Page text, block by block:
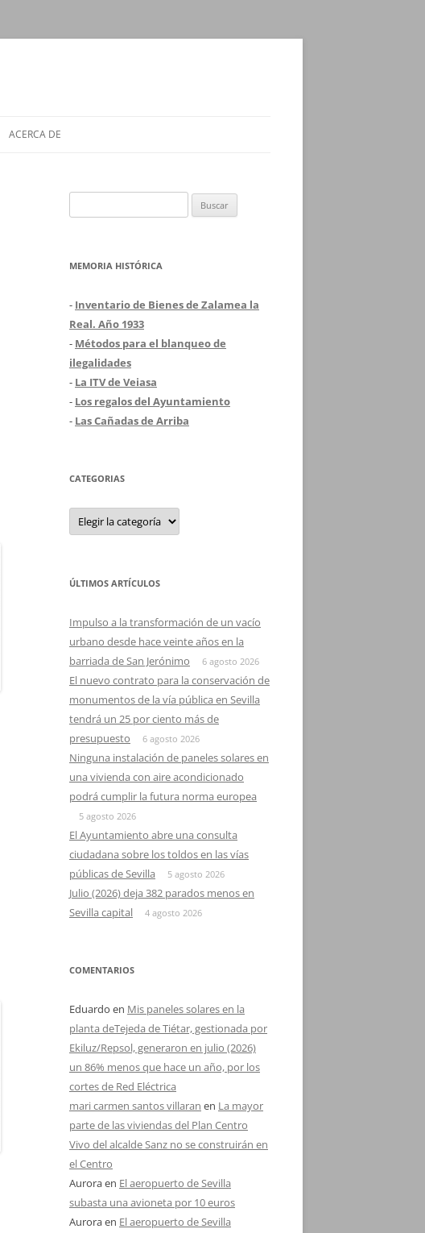
ACERCA DE
MEMORIA HISTÓRICA
- Inventario de Bienes de Zalamea la
Real. Año 1933
- Métodos para el blanqueo de
ilegalidades
- La ITV de Veiasa
- Los regalos del Ayuntamiento
- Las Cañadas de Arriba
CATEGORIAS
Categorias
ÚLTIMOS ARTÍCULOS
Impulso a la transformación de un vacío
urbano desde hace veinte años en la
barriada de San Jerónimo
6 agosto 2026
El nuevo contrato para la conservación de
monumentos de la vía pública en Sevilla
tendrá un 25 por ciento más de
presupuesto
6 agosto 2026
Ninguna instalación de paneles solares en
una vivienda con aire acondicionado
podrá cumplir la futura norma europea
5 agosto 2026
El Ayuntamiento abre una consulta
ciudadana sobre los toldos en las vías
públicas de Sevilla
5 agosto 2026
Julio (2026) deja 382 parados menos en
Sevilla capital
4 agosto 2026
COMENTARIOS
Eduardo en Mis paneles solares en la
planta deTejeda de Tiétar, gestionada por
Ekiluz/Repsol, generaron en julio (2026)
un 86% menos que hace un año, por los
cortes de Red Eléctrica
mari carmen santos villaran en La mayor
parte de las viviendas del Plan Centro
Vivo del alcalde Sanz no se construirán en
el Centro
Auroraen El aeropuerto de Sevilla
subasta una avioneta por 10 euros
Auroraen El aeropuerto de Sevilla